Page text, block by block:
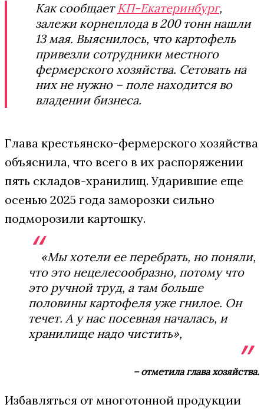
Как сообщаетКП-Екатеринбург,
залежи корнеплода в 200 тонн нашли
13 мая. Выяснилось, что картофель
привезли сотрудники местного
фермерского хозяйства. Сетовать на
них не нужно – поле находится во
владении бизнеса.
Глава крестьянско-фермерского хозяйства
объяснила, что всего в их распоряжении
пять складов-хранилищ. Ударившие еще
осенью 2025 года заморозки сильно
подморозили картошку.
«Мы хотели ее перебрать, но поняли,
что это нецелесообразно, потому что
это ручной труд, а там больше
половины картофеля уже гнилое. Он
течет. А у нас посевная началась, и
хранилище надо чистить»,
– отметила глава хозяйства.
Избавляться от многотонной продукции